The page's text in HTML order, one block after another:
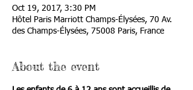
Oct 19, 2017, 3:30 PM
Hôtel Paris Marriott Champs-Élysées, 70 Av.
des Champs-Élysées, 75008 Paris, France
About the event